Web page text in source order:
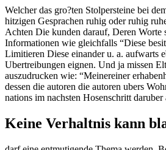
Welcher das gro?ten Stolpersteine bei
hitzigen Gesprachen ruhig oder ruhig
Achten Die kunden darauf, Deren Worte
Informationen wie gleichfalls “Diese
Limitieren Diese einander u. a. aufwarts
Ubertreibungen eignen. Und ja missen
auszudrucken wie: “Meinereiner
dessen die autoren die autoren ubers
nations im nachsten Hosenschritt
Keine Verhaltnis kann